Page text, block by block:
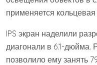
применяется
IPS экран наделили
диагонали в 6.1-дюйма.
позволило ему занять